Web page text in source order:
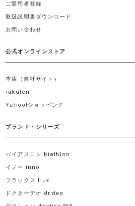
ご愛用者登録
取扱説明書ダウンロード
お問い合わせ
公式オンラインストア
本店（自社サイト）
rakuten
Yahoo!ショッピング
ブランド・シリーズ
バイアスロン biathlon
イノー inno
フラックス flux
ドクターデオ dr.deo